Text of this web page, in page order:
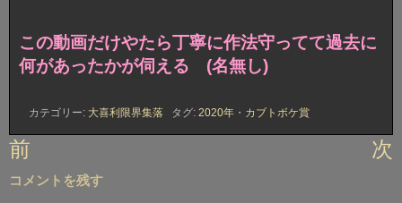
この動画だけやたら丁寧に作法守ってて過去に
何があったかが伺える (名無し)
カテゴリー: 大喜利限界集落 タグ: 2020年 ・ カブトボケ賞
投
ナ
前 次
コメントを残す